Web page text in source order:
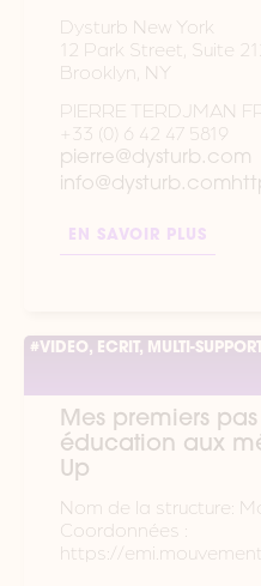
Dysturb New York
12 Park Street, Suite
Brooklyn, NY
PIERRE TERDJMAN
+33 (0) 6 42 47 5819
pierre@dysturb.com
info@dysturb.com
EN SAVOIR PLUS
#VIDEO, ECRIT, MULTI-
Mes premiers
éducation aux
Up
Nom de la structure:
Coordonnées :
https://